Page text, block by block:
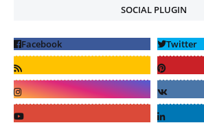
SOCIAL PLUGIN